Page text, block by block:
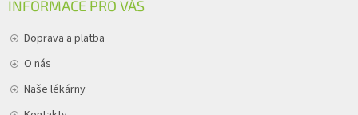
INFORMACE PRO VÁS
Doprava a platba
O nás
Naše lékárny